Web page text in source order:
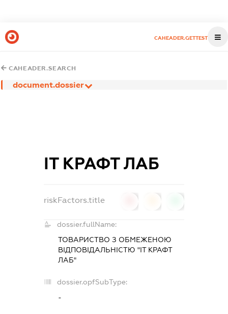
CAHEADER.GETTEST
CAHEADER.SEARCH
document.dossier
ІТ КРАФТ ЛАБ
riskFactors.title
dossier.fullName:
ТОВАРИСТВО З ОБМЕЖЕНОЮ
ВІДПОВІДАЛЬНІСТЮ "ІТ КРАФТ
ЛАБ"
dossier.opfSubType:
-